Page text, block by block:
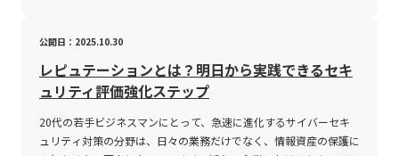
市場環境、銘柄ごとの特性といった多角的な分析が求められます。
特に、短期トレードにおいては値動きの大きな銘柄が好まれる一方
で、中長期投資においては安定性の高い低ボラティリティ銘柄が有
利とされることから、投資目的に合わせた銘柄選定が成功の鍵とな
ります。また、計算方法や流動性リスク、株価水準の違いによるボ
ラティリティの相対的な評価についても十分に認識し、適切なリス
の精度向上が期待できる。 しかしながら、こうしたツールに依存
しすぎることなく、投資家自身の市場観察や経験に基づく分析も重
要視されるべきである。 市場の変化に応じた柔軟な対応力と、理
論と実践を両立させたトレード手法の確立が、今後の投資成功の鍵
となるだろう。 まとめ 本記事では、「ボラティリティ」という金
融用語の意味やその種類、そして取引における活用法と注意点につ
も、利用する社員にとって操作性が低いと情報の入力漏れや誤操作
を招く恐れがあるため、トライアル運用やデモンストレーションな
どを通じて、現場視点での評価を十分に行うことが重要です。 ま
とめ 本記事では、20代の若手ビジネスマンを対象に、最新のビジ
ネス環境において重要性を増している「人事システム」について詳
述しました。システム化された人事管理は、従来の紙媒体やExcel
用コスト、期待される利益の増加やコスト削減効果など複数の数値
を検討材料とします。 第二に、実際にツリーの骨組みとなるレイ
アウト作成に着手します。まず意思決定ノードとして正方形を配置
し、その中に今回のテーマを明記します。その後、各意思決定に対
する選択肢を整理し、確率ノードやイベントノードとして各分岐に
置き換えていきます。各選択肢について、さらに詳細な評価項目と
とであり、その区間内に含まれるデータ数を「度数」としてカウン
トします。また、各階級の「階級値」とは、その階級における代表
値を意味し、一般的には階級の上下限の平均値が採用されます。例
えば、あるデータが「70歳以上75歳未満」といった階級に分類さ
れる場合、その階級値は (70＋75)÷2=72.5 となります。これによ
り、度数分布表から全体の平均値を求める計算式（平均値＝Σ(階級
初期値と最終値をもとに、年ごとの平均成長率を複利で算出したも
のです。具体的には、年間毎に記録される売上高や利益、資産など
が、どの程度のペースで増加したかを定量的に表現するために用い
られます。例えば、ある企業の初年度売上が100億円、数年後の最
終年度売上が300億円となった場合、単純な平均ではなく、各年度
を通しての実質的な増加率を示すためにCAGRを利用します。な
公開日：2025.10.30
レピュテーションとは？明日から実践できるセキ
ュリティ評価強化ステップ
20代の若手ビジネスマンにとって、急速に進化するサイバーセキ
ュリティ対策の分野は、日々の業務だけでなく、情報資産の保護に